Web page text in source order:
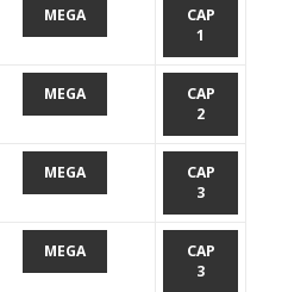
MEGA
CAP
1
MEGA
CAP
2
MEGA
CAP
3
MEGA
CAP
3